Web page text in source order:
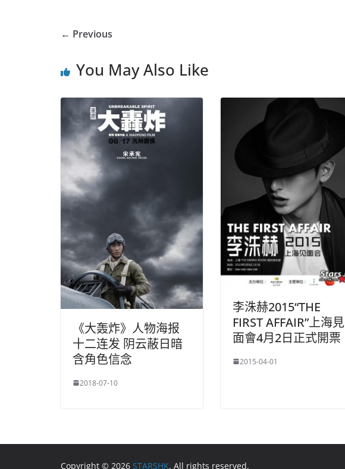
← Previous
You May Also Like
《大轰炸》人物海报
十二连发 阴云蔽日暗
含角色信念
2018-07-10
李洙赫2015“THE
FIRST AFFAIR”上海見
面會4月2日正式開票
2015-04-01
Copyright © 2026 STARSHK. All rights reserved.